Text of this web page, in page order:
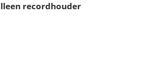
recordhouder